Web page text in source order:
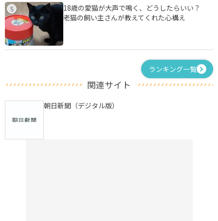
5
18歳の愛猫が大声で鳴く、どうしたらいい？
老猫の飼い主さんが教えてくれた心構え
ランキング一覧
関連サイト
朝日新聞（デジタル版）